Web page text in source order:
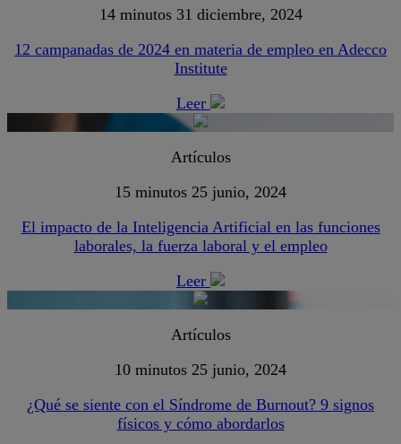
14 minutos 31 diciembre, 2024
12 campanadas de 2024 en materia de empleo en Adecco
Institute
Leer
Artículos
15 minutos 25 junio, 2024
El impacto de la Inteligencia Artificial en las funciones
laborales, la fuerza laboral y el empleo
Leer
Artículos
10 minutos 25 junio, 2024
¿Qué se siente con el Síndrome de Burnout? 9 signos
físicos y cómo abordarlos